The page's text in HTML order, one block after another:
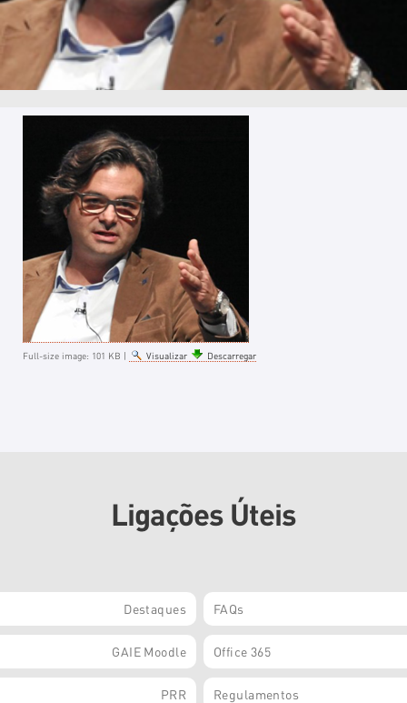
Full-size image: 101 KB | Visualizar Descarregar
Ligações Úteis
Destaques FAQs
GAIE Moodle Office 365
PRR Regulamentos